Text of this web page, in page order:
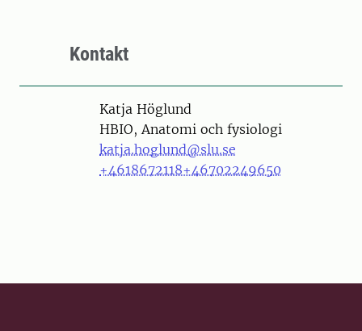
Kontakt
PersonKatja Höglund
HBIO, Anatomi och fysiologi
katja.hoglund@slu.se
+4618672118+46702249650